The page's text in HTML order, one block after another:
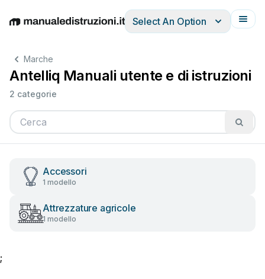
EnglishDeutschEspañolItalianoFrançais
Select An Option
Marche
Antelliq Manuali utente e di istruzioni
2 categorie
Accessori
1 modello
Attrezzature agricole
1 modello
;